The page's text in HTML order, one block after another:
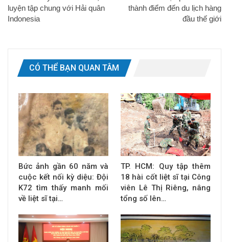
luyện tập chung với Hải quân
Indonesia
thành điểm đến du lịch hàng
đầu thế giới
CÓ THỂ BẠN QUAN TÂM
Bức ảnh gần 60 năm và
cuộc kết nối kỳ diệu: Đội
K72 tìm thấy manh mối
về liệt sĩ tại…
TP. HCM: Quy tập thêm
18 hài cốt liệt sĩ tại Công
viên Lê Thị Riêng, nâng
tổng số lên…